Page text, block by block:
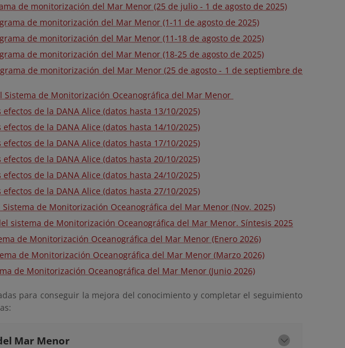
de monitorización del Mar Menor (25 de julio - 1 de agosto de 2025)
de monitorización del Mar Menor (1-11 de agosto de 2025)
de monitorización del Mar Menor (11-18 de agosto de 2025)
de monitorización del Mar Menor (18-25 de agosto de 2025)
de monitorización del Mar Menor (25 de agosto - 1 de septiembre de
Sistema de Monitorización Oceanográfica del Mar Menor
de la DANA Alice (datos hasta 13/10/2025)
de la DANA Alice (datos hasta 14/10/2025)
de la DANA Alice (datos hasta 17/10/2025)
de la DANA Alice (datos hasta 20/10/2025)
de la DANA Alice (datos hasta 24/10/2025)
de la DANA Alice (datos hasta 27/10/2025)
de Monitorización Oceanográfica del Mar Menor (Nov. 2025)
sistema de Monitorización Oceanográfica del Mar Menor. Síntesis 2025
de Monitorización Oceanográfica del Mar Menor (Enero 2026)
de Monitorización Oceanográfica del Mar Menor (Marzo 2026)
de Monitorización Oceanográfica del Mar Menor (Junio 2026)
para conseguir la mejora del conocimiento y completar el seguimiento
Mar Menor